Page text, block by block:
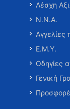
Λέσχη
Ν.Ν.Α.
Αγγελίες
Ε.Μ.Υ.
Οδηγίες
Γενική